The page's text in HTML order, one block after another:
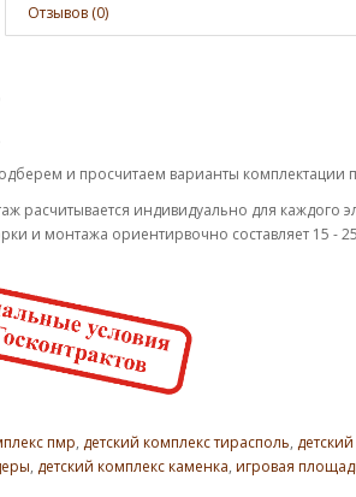
Отзывов (0)
и просчитаем варианты
расчитывается индивидуально для каждого
и монтажа ориентирвочно составляет 15 -
пмр, детский комплекс тирасполь,
, детский комплекс каменка, игровая